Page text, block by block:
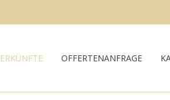
OFFERTENANFRAGE